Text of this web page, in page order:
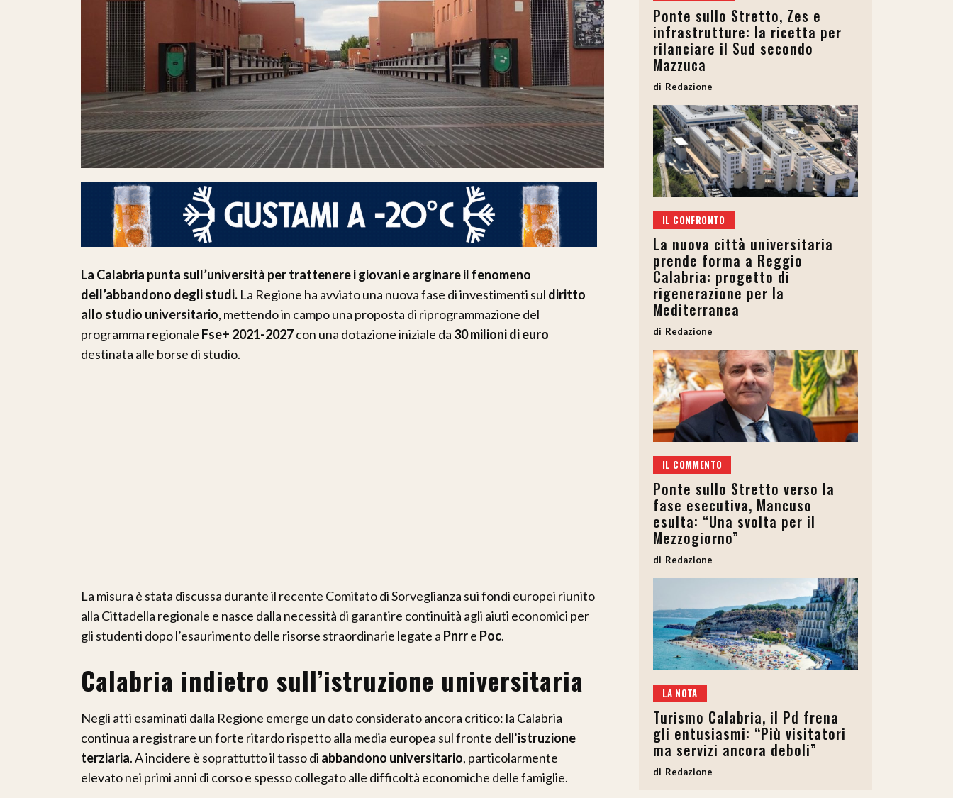
La Calabria punta sull’università per trattenere i giovani e arginare il fenomeno
dell’abbandono degli studi. La Regione ha avviato una nuova fase di investimenti sul diritto
allo studio universitario, mettendo in campo una proposta di riprogrammazione del
programma regionale Fse+ 2021-2027con una dotazione iniziale da 30 milioni di euro
destinata alle borse di studio.
La misura è stata discussa durante il recente Comitato di Sorveglianza sui fondi europei riunito
alla Cittadella regionale e nasce dalla necessità di garantire continuità agli aiuti economici per
gli studenti dopo l’esaurimento delle risorse straordinarie legate a Pnrre Poc.
Calabria indietro sull’istruzione universitaria
Negli atti esaminati dalla Regione emerge un dato considerato ancora critico: la Calabria
continua a registrare un forte ritardo rispetto alla media europea sul fronte dell’istruzione
terziaria. A incidere è soprattutto il tasso di abbandono universitario, particolarmente
elevato nei primi anni di corso e spesso collegato alle difficoltà economiche delle famiglie.
Ponte sullo Stretto, Zes e
infrastrutture: la ricetta per
rilanciare il Sud secondo
Mazzuca
Redazione
IL CONFRONTO
La nuova città universitaria
prende forma a Reggio
Calabria: progetto di
rigenerazione per la
Mediterranea
Redazione
IL COMMENTO
Ponte sullo Stretto verso la
fase esecutiva, Mancuso
esulta: “Una svolta per il
Mezzogiorno”
Redazione
LA NOTA
Turismo Calabria, il Pd frena
gli entusiasmi: “Più visitatori
ma servizi ancora deboli”
Redazione